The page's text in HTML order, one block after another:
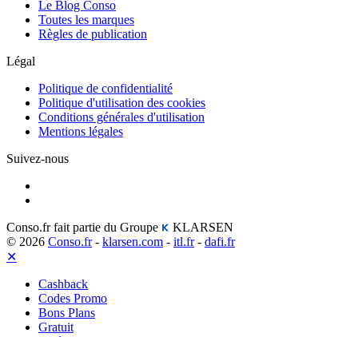
Le Blog Conso
Toutes les marques
Règles de publication
Légal
Politique de confidentialité
Politique d'utilisation des cookies
Conditions générales d'utilisation
Mentions légales
Suivez-nous
Conso.fr fait partie du Groupe
KLARSEN
© 2026 Conso.fr- klarsen.com - itl.fr- dafi.fr
✕
Cashback
Codes Promo
Bons Plans
Gratuit